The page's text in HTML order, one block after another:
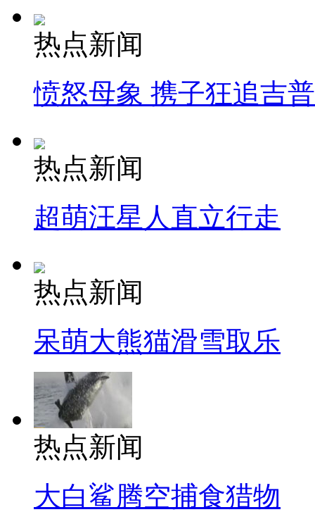
热点新闻
愤怒母象 携子狂追吉
热点新闻
超萌汪星人直立行走
热点新闻
呆萌大熊猫滑雪取乐
热点新闻
大白鲨腾空捕食猎物